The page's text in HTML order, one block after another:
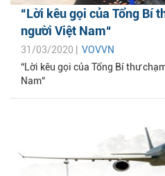
“Lời kêu gọi của Tổng Bí
người Việt Nam“
31/03/2020 | VOVVN
“Lời kêu gọi của Tổng Bí thư
Nam“